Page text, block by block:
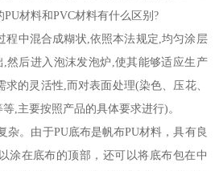
材料和PVC材料有什么区别?
程中混合成糊状,依照本法规定,均匀涂层
然后进入泡沫发泡炉,使其能够适应生产
的灵活性,而对表面处理(染色、压花、
,主要按照产品的具体要求进行)。
杂。由于PU底布是帆布PU材料，具有良
涂在底布的顶部，还可以将底布包在中